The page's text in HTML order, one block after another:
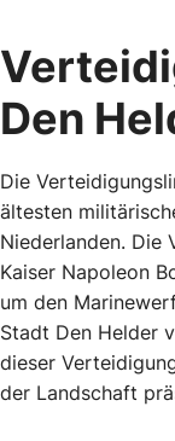
Den
Die
ältesten
Niederlanden. Die
Kaiser Napoleon
um den
Stadt Den Helder
dieser
der Landschaft